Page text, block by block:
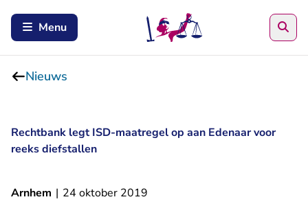
Menu
Nieuws
Rechtbank legt ISD-maatregel op aan Edenaar voor
reeks diefstallen
Arnhem | 24 oktober 2019